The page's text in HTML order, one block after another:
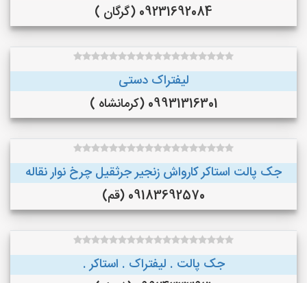
09231692084 (گرگان )
لیفتراک دستی
09931316301 (کرمانشاه )
جک پالت استاکر کارواش زنجیر جرثقیل چرخ نوار نقاله
09183692570 (قم)
جک پالت . لیفتراک . استاکر .